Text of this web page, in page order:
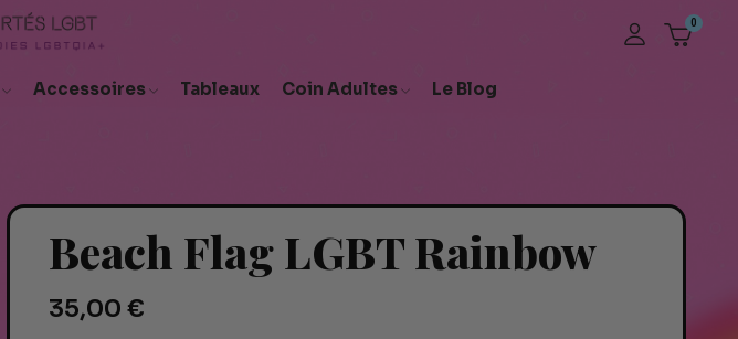
Accessoires Tableaux Coin Adultes Le Blog
Beach Flag LGBT Rainbow
35,00 €